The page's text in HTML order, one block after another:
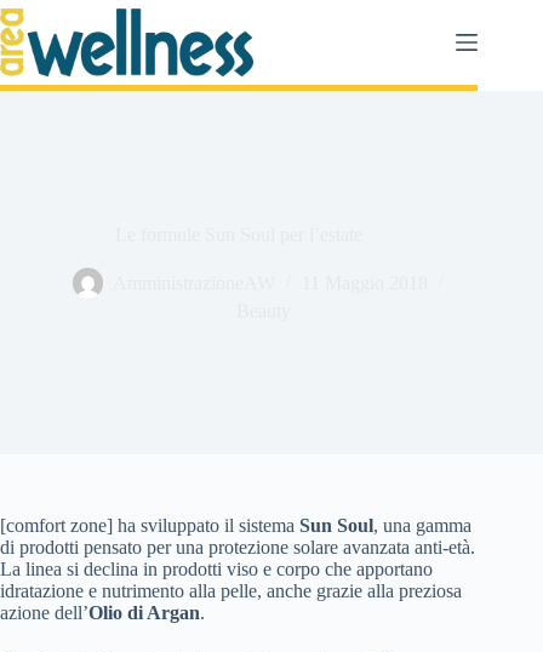
Salta
al
contenuto
[comfort zone] ha sviluppato il sistema Sun Soul, una gamma
di prodotti pensato per una protezione solare avanzata anti-età.
La linea si declina in prodotti viso e corpo che apportano
idratazione e nutrimento alla pelle, anche grazie alla preziosa
azione dell’Olio di Argan.